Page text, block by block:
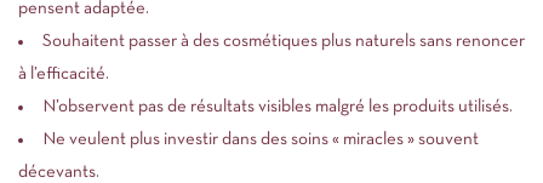
pensent adaptée.
Souhaitent passer à des cosmétiques plus naturels sans renoncer
à l’efficacité.
N’observent pas de résultats visibles malgré les produits utilisés.
Ne veulent plus investir dans des soins « miracles » souvent
décevants.